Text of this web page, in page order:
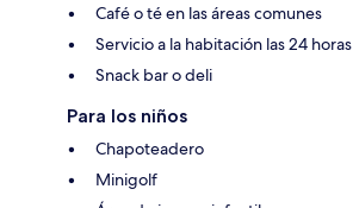
Café o té en las áreas comunes
Servicio a la habitación las 24 horas
Snack bar o deli
Para los niños
Chapoteadero
Minigolf